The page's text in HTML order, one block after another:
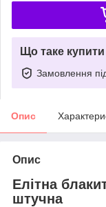
Що таке
Замовлення
Опис
Опис
Елітна
штучна